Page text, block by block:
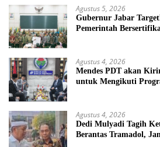
Agustus 5, 2026
Gubernur Jabar
Pemerintah
Agustus 4, 2026
Mendes PDT akan
untuk Mengikuti
Agustus 4, 2026
Dedi Mulyadi Tagih
Berantas Tramadol,